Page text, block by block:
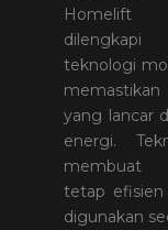
teknologi
yang lancar
energi.
membuat
tetap efisien
digunakan